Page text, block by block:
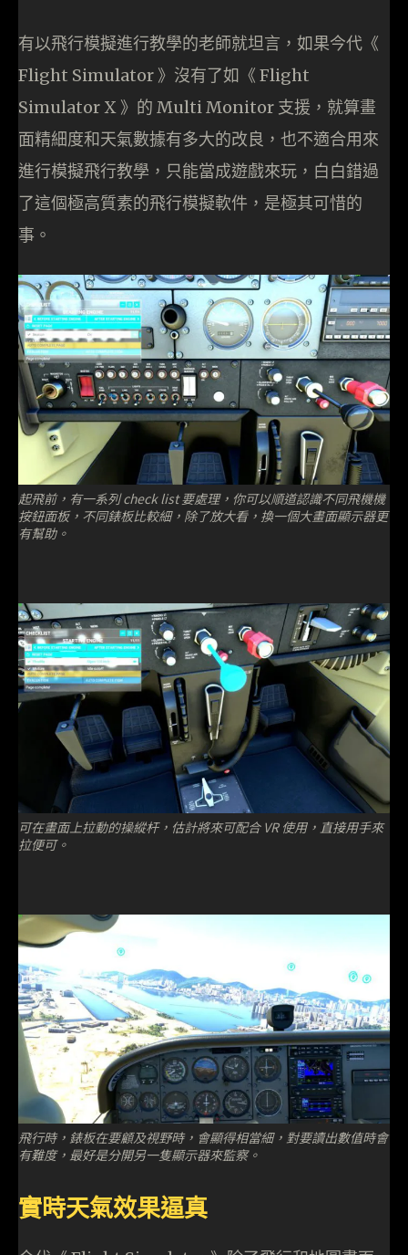
有以飛行模擬進行教學的老師就坦言，如果今代《
Flight Simulator 》沒有了如《 Flight
Simulator X 》的 Multi Monitor 支援，就算畫
面精細度和天氣數據有多大的改良，也不適合用來
進行模擬飛行教學，只能當成遊戲來玩，白白錯過
了這個極高質素的飛行模擬軟件，是極其可惜的
事。
起飛前，有一系列 check list 要處理，你可以順道認識不同飛機機
按鈕面板，不同錶板比較細，除了放大看，換一個大畫面顯示器更
有幫助。
可在畫面上拉動的操縱杆，估計將來可配合 VR 使用，直接用手來
拉便可。
飛行時，錶板在要顧及視野時，會顯得相當細，對要讀出數值時會
有難度，最好是分開另一隻顯示器來監察。
實時天氣效果逼真